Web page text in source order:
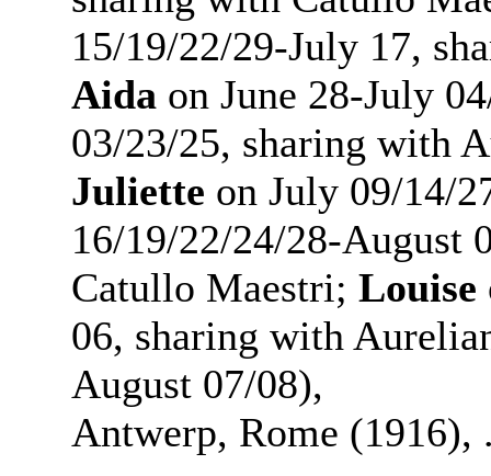
15/19/22/29-July 17,
Aida on June 28-July
03/23/25, sharing with
Juliette on July 09/14/
16/19/22/24/28-August
Catullo Maestri; Louise
06, sharing with
August 07/08),
Antwerp, Rome (1916),